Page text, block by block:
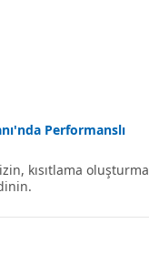
Performanslı
kısıtlama oluşturma